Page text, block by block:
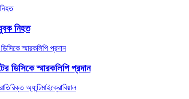
নিহত
ডিসিকে স্মারকলিপি প্রদান